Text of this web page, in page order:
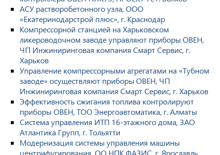
АСУ растворобетонного узла, ООО
«Екатеринодарстрой плюс», г. Краснодар
Компрессорной станцией на Харьковском
ликероводочном заводе управляют приборы ОВЕН,
ЧП Инжиниринговая компания Смарт Сервис, г.
Харьков
Управление компрессорными агрегатами на «Тубном
заводе» осуществляют приборы ОВЕН, ЧП
Инжиниринговая компания Смарт Сервис, г. Харьков
Эффективность сжигания топлива контролируют
приборы ОВЕН, ТОО Энергоавтоматика, г. Алматы
Система управления ИТП 16-этажного дома, ЗАО
Атлантика Групп, г. Тольятти
Модернизация системы управления машины
центрифугирования, ОО НПК ФАЗИС, г. Ярославль